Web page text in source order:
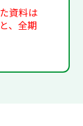
資料は
、全期